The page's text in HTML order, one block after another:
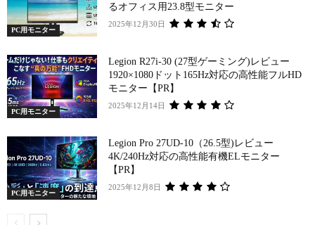
PC用モニター
るオフィス用23.8型モニター
2025年12月30日
PC用モニター
Legion R27i-30 (27型ゲーミング)レビュー
1920×1080ドット165Hz対応の高性能フルHD
モニター【PR】
2025年12月14日
PC用モニター
Legion Pro 27UD-10（26.5型)レビュー
4K/240Hz対応の高性能有機ELモニター
【PR】
2025年12月8日